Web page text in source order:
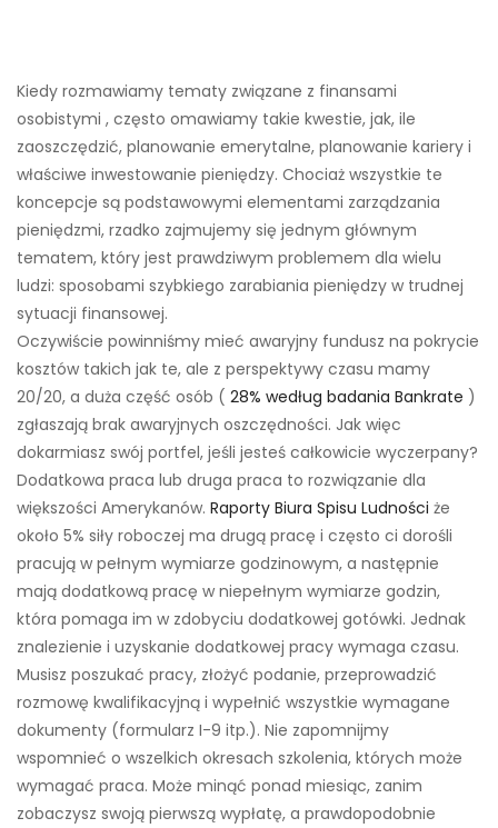
Kiedy rozmawiamy tematy związane z finansami
osobistymi , często omawiamy takie kwestie, jak, ile
zaoszczędzić, planowanie emerytalne, planowanie kariery i
właściwe inwestowanie pieniędzy. Chociaż wszystkie te
koncepcje są podstawowymi elementami zarządzania
pieniędzmi, rzadko zajmujemy się jednym głównym
tematem, który jest prawdziwym problemem dla wielu
ludzi: sposobami szybkiego zarabiania pieniędzy w trudnej
sytuacji finansowej.
Oczywiście powinniśmy mieć awaryjny fundusz na pokrycie
kosztów takich jak te, ale z perspektywy czasu mamy
20/20, a duża część osób ( 28% według badania Bankrate )
zgłaszają brak awaryjnych oszczędności. Jak więc
dokarmiasz swój portfel, jeśli jesteś całkowicie wyczerpany?
Dodatkowa praca lub druga praca to rozwiązanie dla
większości Amerykanów. Raporty Biura Spisu Ludności że
około 5% siły roboczej ma drugą pracę i często ci dorośli
pracują w pełnym wymiarze godzinowym, a następnie
mają dodatkową pracę w niepełnym wymiarze godzin,
która pomaga im w zdobyciu dodatkowej gotówki. Jednak
znalezienie i uzyskanie dodatkowej pracy wymaga czasu.
Musisz poszukać pracy, złożyć podanie, przeprowadzić
rozmowę kwalifikacyjną i wypełnić wszystkie wymagane
dokumenty (formularz I-9 itp.). Nie zapomnijmy
wspomnieć o wszelkich okresach szkolenia, których może
wymagać praca. Może minąć ponad miesiąc, zanim
zobaczysz swoją pierwszą wypłatę, a prawdopodobnie